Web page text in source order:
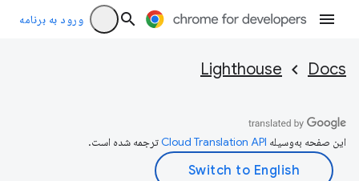
ورود به برنامه
Docs
Lighthouse
این صفحه به‌وسیله ترجمه شده است.